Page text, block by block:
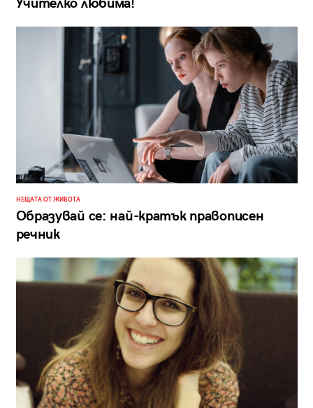
Учителко любима!
НЕЩАТА ОТ ЖИВОТА
Образувай се: най-кратък правописен
речник